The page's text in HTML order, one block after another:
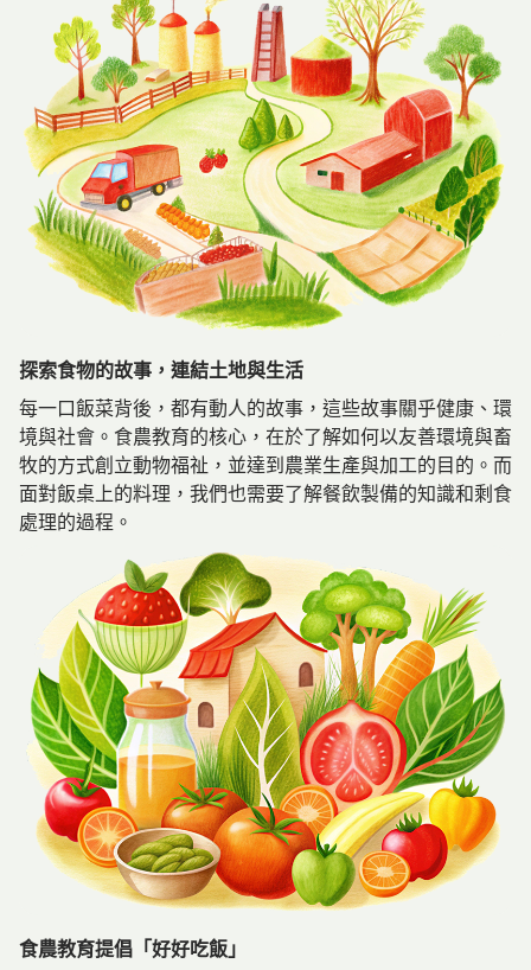
探索食物的故事，連結土地與生活
每一口飯菜背後，都有動人的故事，這些故事關乎健康、環
境與社會。食農教育的核心，在於了解如何以友善環境與畜
牧的方式創立動物福祉，並達到農業生產與加工的目的。而
面對飯桌上的料理，我們也需要了解餐飲製備的知識和剩食
處理的過程。
食農教育提倡「好好吃飯」